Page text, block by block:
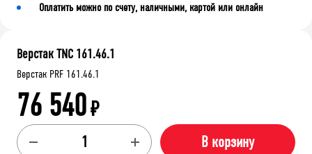
Оплатить можно по счету, наличными, картой или онлайн
Верстак TNC 161.46.1
Верстак PRF 161.46.1
76 540₽
В корзину